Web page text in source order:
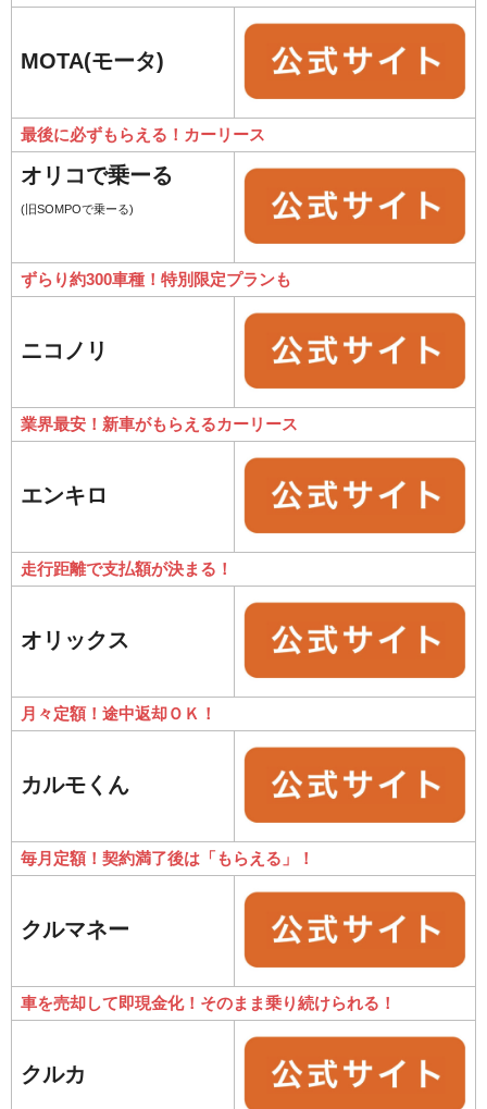
MOTA(モータ)
最後に必ずもらえる！カーリース
オリコで乗ーる
(旧SOMPOで乗ーる)
ずらり約300車種！特別限定プランも
ニコノリ
業界最安！新車がもらえるカーリース
エンキロ
走行距離で支払額が決まる！
オリックス
月々定額！途中返却ＯＫ！
カルモくん
毎月定額！契約満了後は「もらえる」！
クルマネー
車を売却して即現金化！そのまま乗り続けられる！
クルカ